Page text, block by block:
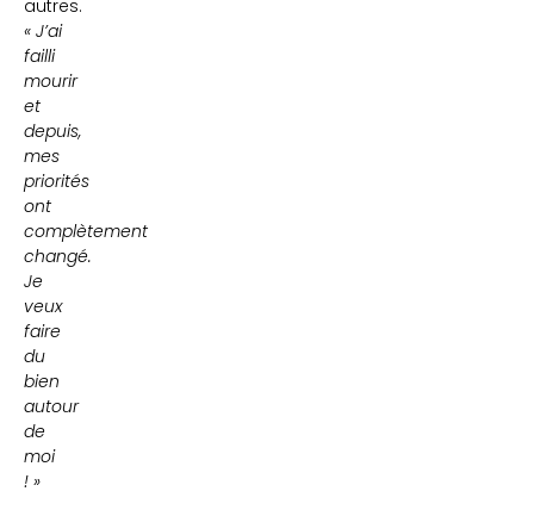
autres.
« J’ai
failli
mourir
et
depuis,
mes
priorités
ont
complètement
changé.
Je
veux
faire
du
bien
autour
de
moi
! »